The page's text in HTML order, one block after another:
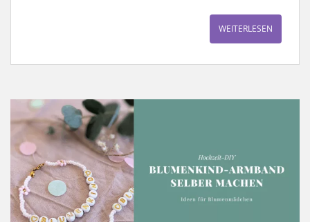
WEITERLESEN